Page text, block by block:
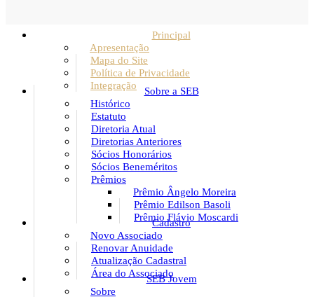
Principal
Apresentação
Mapa do Site
Política de Privacidade
Integração
Sobre a SEB
Histórico
Estatuto
Diretoria Atual
Diretorias Anteriores
Sócios Honorários
Sócios Beneméritos
Prêmios
Prêmio Ângelo Moreira
Prêmio Edilson Basoli
Prêmio Flávio Moscardi
Cadastro
Novo Associado
Renovar Anuidade
Atualização Cadastral
Área do Associado
SEB Jovem
Sobre